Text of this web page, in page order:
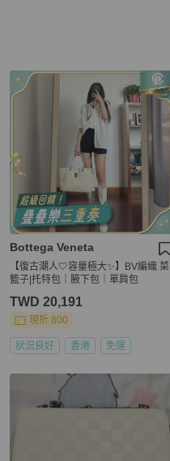
Bottega Veneta
【復古潮人🤍容量極大✨】BV編織 菜
籃子|托特包｜腋下包｜單肩包
TWD 20,191
現折 800
狀況良好 香港 免運